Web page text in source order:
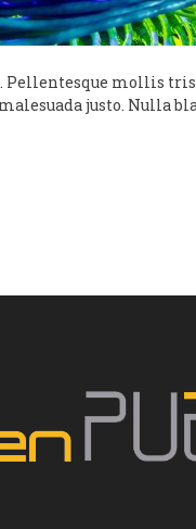
Pellentesque mollis
justo. Nulla